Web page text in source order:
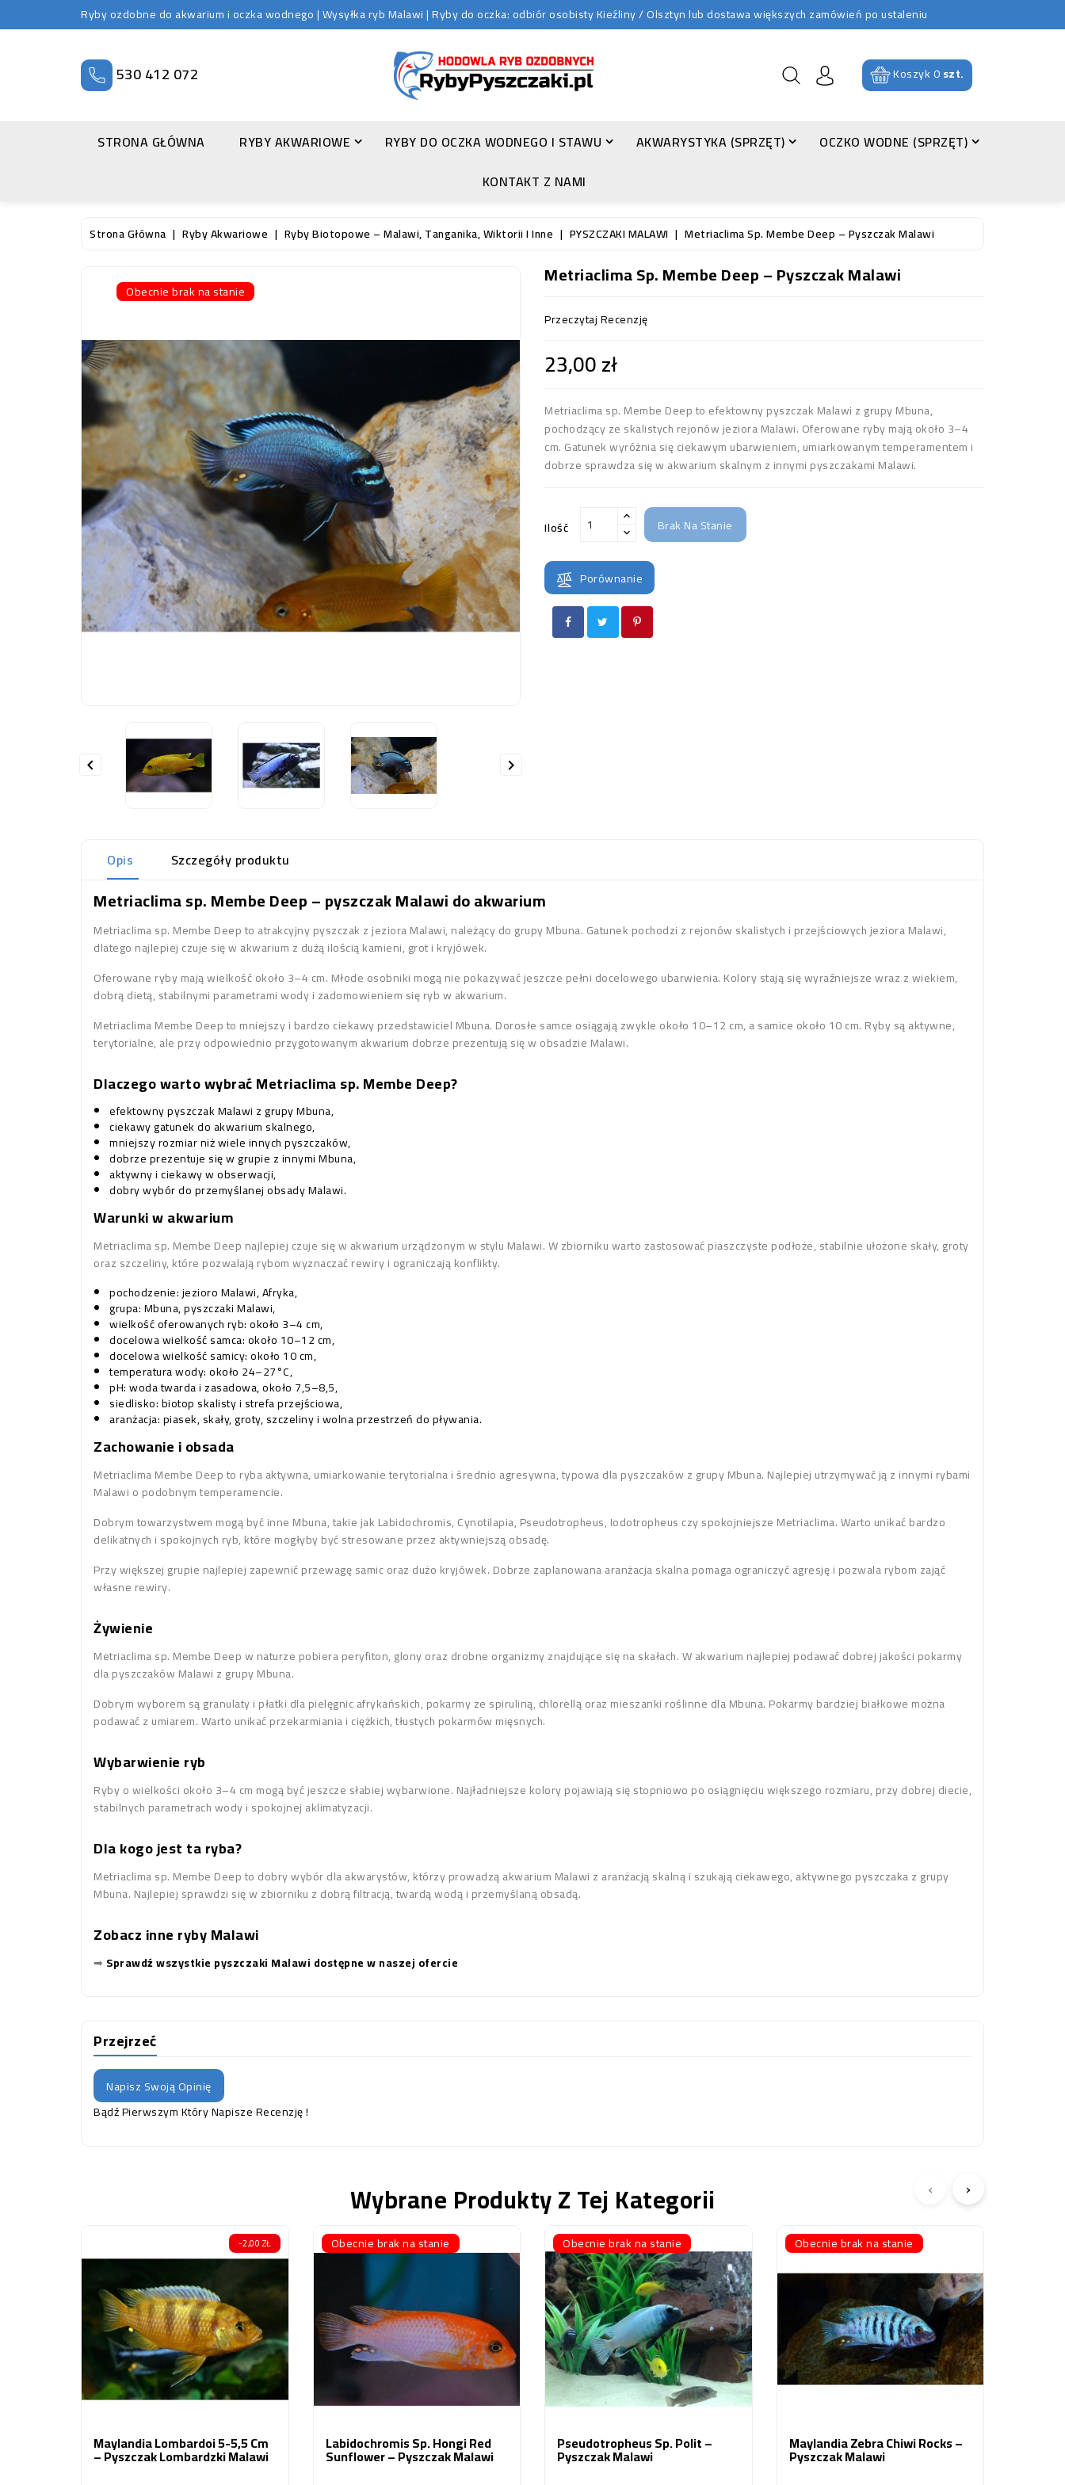
Ryby ozdobne do akwarium i oczka wodnego | Wysyłka ryb Malawi | Ryby do oczka: odbiór osobisty Kieźliny / Olsztyn lub dostawa większych zamówień po ustaleniu
530 412 072 Koszyk0szt.
STRONA GŁÓWNA RYBY AKWARIOWE RYBY DO OCZKA WODNEGO I STAWU AKWARYSTYKA (SPRZĘT)
OCZKO WODNE (SPRZĘT)
KONTAKT Z NAMI
Strona Główna Ryby Akwariowe Ryby Biotopowe – Malawi, Tanganika, Wiktorii I Inne PYSZCZAKI MALAWI Metriaclima Sp. Membe Deep – Pyszczak Malawi
Obecnie brak na stanie
 
Metriaclima Sp. Membe Deep – Pyszczak Malawi
Przeczytaj Recenzję
23,00 zł
Metriaclima sp. Membe Deep to efektowny pyszczak Malawi z grupy Mbuna,
pochodzący ze skalistych rejonów jeziora Malawi. Oferowane ryby mają około 3–4
cm. Gatunek wyróżnia się ciekawym ubarwieniem, umiarkowanym temperamentem i
dobrze sprawdza się w akwarium skalnym z innymi pyszczakami Malawi.
Ilość Brak Na Stanie
Porównanie
Opis Szczegóły produktu
Metriaclima sp. Membe Deep – pyszczak Malawi do akwarium
Metriaclima sp. Membe Deep to atrakcyjny pyszczak z jeziora Malawi, należący do grupy Mbuna. Gatunek pochodzi z rejonów skalistych i przejściowych jeziora Malawi,
dlatego najlepiej czuje się w akwarium z dużą ilością kamieni, grot i kryjówek.
Oferowane ryby mają wielkość około 3–4 cm. Młode osobniki mogą nie pokazywać jeszcze pełni docelowego ubarwienia. Kolory stają się wyraźniejsze wraz z wiekiem,
dobrą dietą, stabilnymi parametrami wody i zadomowieniem się ryb w akwarium.
Metriaclima Membe Deep to mniejszy i bardzo ciekawy przedstawiciel Mbuna. Dorosłe samce osiągają zwykle około 10–12 cm, a samice około 10 cm. Ryby są aktywne,
terytorialne, ale przy odpowiednio przygotowanym akwarium dobrze prezentują się w obsadzie Malawi.
Dlaczego warto wybrać Metriaclima sp. Membe Deep?
efektowny pyszczak Malawi z grupy Mbuna,
ciekawy gatunek do akwarium skalnego,
mniejszy rozmiar niż wiele innych pyszczaków,
dobrze prezentuje się w grupie z innymi Mbuna,
aktywny i ciekawy w obserwacji,
dobry wybór do przemyślanej obsady Malawi.
Warunki w akwarium
Metriaclima sp. Membe Deep najlepiej czuje się w akwarium urządzonym w stylu Malawi. W zbiorniku warto zastosować piaszczyste podłoże, stabilnie ułożone skały, groty
oraz szczeliny, które pozwalają rybom wyznaczać rewiry i ograniczają konflikty.
pochodzenie: jezioro Malawi, Afryka,
grupa: Mbuna, pyszczaki Malawi,
wielkość oferowanych ryb: około 3–4 cm,
docelowa wielkość samca: około 10–12 cm,
docelowa wielkość samicy: około 10 cm,
temperatura wody: około 24–27°C,
pH: woda twarda i zasadowa, około 7,5–8,5,
siedlisko: biotop skalisty i strefa przejściowa,
aranżacja: piasek, skały, groty, szczeliny i wolna przestrzeń do pływania.
Zachowanie i obsada
Metriaclima Membe Deep to ryba aktywna, umiarkowanie terytorialna i średnio agresywna, typowa dla pyszczaków z grupy Mbuna. Najlepiej utrzymywać ją z innymi rybami
Malawi o podobnym temperamencie.
Dobrym towarzystwem mogą być inne Mbuna, takie jak Labidochromis, Cynotilapia, Pseudotropheus, Iodotropheus czy spokojniejsze Metriaclima. Warto unikać bardzo
delikatnych i spokojnych ryb, które mogłyby być stresowane przez aktywniejszą obsadę.
Przy większej grupie najlepiej zapewnić przewagę samic oraz dużo kryjówek. Dobrze zaplanowana aranżacja skalna pomaga ograniczyć agresję i pozwala rybom zająć
własne rewiry.
Żywienie
Metriaclima sp. Membe Deep w naturze pobiera peryfiton, glony oraz drobne organizmy znajdujące się na skałach. W akwarium najlepiej podawać dobrej jakości pokarmy
dla pyszczaków Malawi z grupy Mbuna.
Dobrym wyborem są granulaty i płatki dla pielęgnic afrykańskich, pokarmy ze spiruliną, chlorellą oraz mieszanki roślinne dla Mbuna. Pokarmy bardziej białkowe można
podawać z umiarem. Warto unikać przekarmiania i ciężkich, tłustych pokarmów mięsnych.
Wybarwienie ryb
Ryby o wielkości około 3–4 cm mogą być jeszcze słabiej wybarwione. Najładniejsze kolory pojawiają się stopniowo po osiągnięciu większego rozmiaru, przy dobrej diecie,
stabilnych parametrach wody i spokojnej aklimatyzacji.
Dla kogo jest ta ryba?
Metriaclima sp. Membe Deep to dobry wybór dla akwarystów, którzy prowadzą akwarium Malawi z aranżacją skalną i szukają ciekawego, aktywnego pyszczaka z grupy
Mbuna. Najlepiej sprawdzi się w zbiorniku z dobrą filtracją, twardą wodą i przemyślaną obsadą.
Zobacz inne ryby Malawi
➡ Sprawdź wszystkie pyszczaki Malawi dostępne w naszej ofercie
Przejrzeć
Napisz Swoją Opinię
Bądź Pierwszym Który Napisze Recenzję !
Wybrane Produkty Z Tej Kategorii
-2,00 ZŁ
Maylandia Lombardoi 5-5,5 Cm
– Pyszczak Lombardzki Malawi
Obecnie brak na stanie
Labidochromis Sp. Hongi Red
Sunflower – Pyszczak Malawi
Obecnie brak na stanie
Pseudotropheus Sp. Polit –
Pyszczak Malawi
Obecnie brak na stanie
Maylandia Zebra Chiwi Rocks –
Pyszczak Malawi
‹ ›